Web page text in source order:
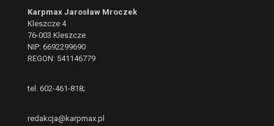
Karpmax Jarosław Mroczek
Kleszcze 4
76-003 Kleszcze
NIP: 6692299690
REGON: 541146779
tel. 602-461-818;
redakcja@karpmax.pl